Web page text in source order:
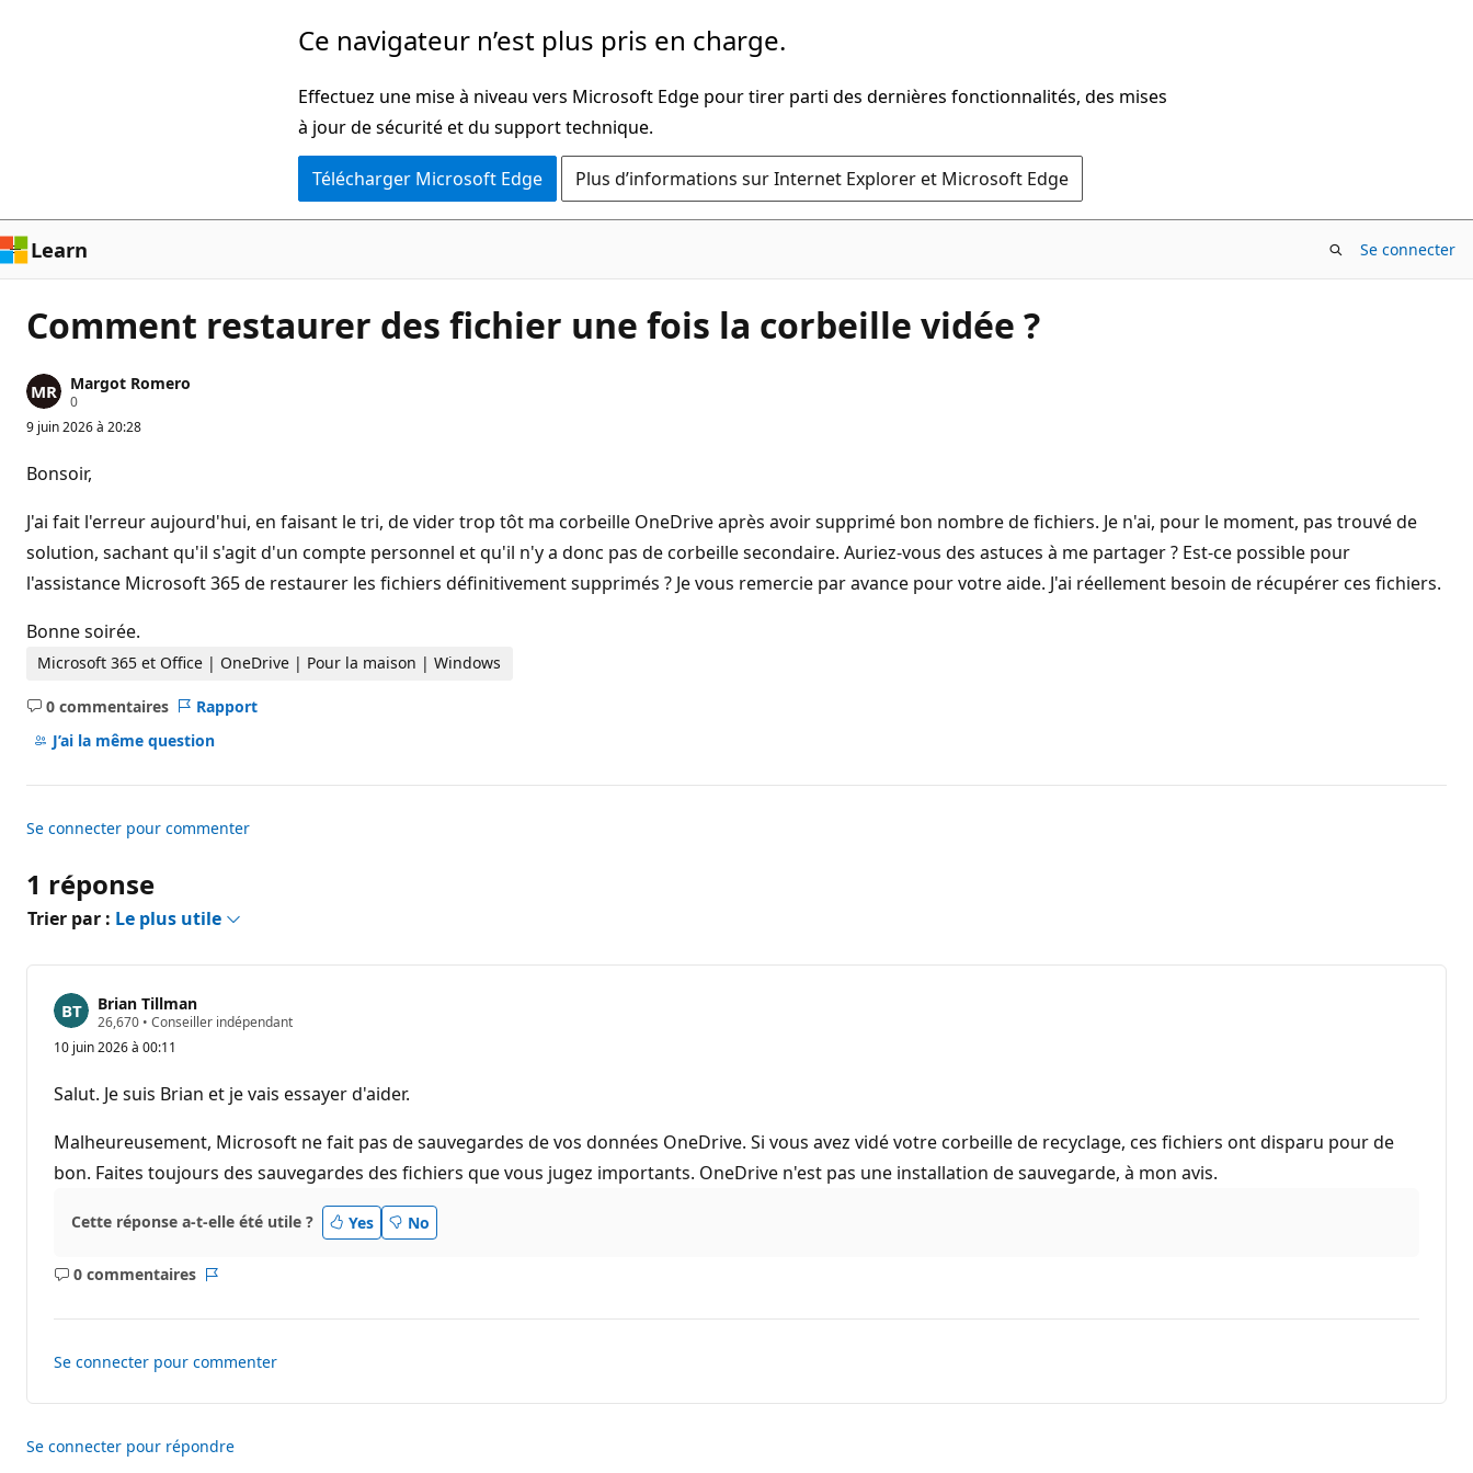
Ce navigateur n’est plus pris en charge.
Effectuez une mise à niveau vers Microsoft Edge pour tirer parti des dernières fonctionnalités, des mises
à jour de sécurité et du support technique.
Télécharger Microsoft Edge Plus d’informations sur Internet Explorer et Microsoft Edge
Learn Se connecter
Comment restaurer des fichier une fois la corbeille vidée ?
Margot Romero
0P
i
t
s
e
r
é
p
u
t
o
9 juin 2026 à 20:28
Bonsoir,
J'ai fait l'erreur aujourd'hui, en faisant le tri, de vider trop tôt ma corbeille OneDrive après avoir supprimé bon nombre de fichiers. Je n'ai, pour le moment, pas trouvé de
solution, sachant qu'il s'agit d'un compte personnel et qu'il n'y a donc pas de corbeille secondaire. Auriez-vous des astuces à me partager ? Est-ce possible pour
l'assistance Microsoft 365 de restaurer les fichiers définitivement supprimés ? Je vous remercie par avance pour votre aide. J'ai réellement besoin de récupérer ces fichiers.
Bonne soirée.
Microsoft 365 et Office | OneDrive | Pour la maison | Windows
0 commentaires
Aucun
commentaire
Rapport
J’ai la même question
Se connecter pour commenter
1 réponse
Trier par : Le plus utile
Brian Tillman
26,670 P
i
t
s
e
r
é
t
i
o
• Conseiller indépendant
10 juin 2026 à 00:11
Salut. Je suis Brian et je vais essayer d'aider.
Malheureusement, Microsoft ne fait pas de sauvegardes de vos données OneDrive. Si vous avez vidé votre corbeille de recyclage, ces fichiers ont disparu pour de
bon. Faites toujours des sauvegardes des fichiers que vous jugez importants. OneDrive n'est pas une installation de sauvegarde, à mon avis.
Cette réponse a-t-elle été utile ? Yes No
0 commentaires
Aucun
Se connecter pour commenter
Se connecter pour répondre